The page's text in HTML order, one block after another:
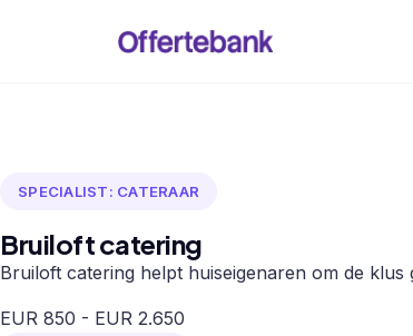
SPECIALIST: CATERAAR
Bruiloft catering
Bruiloft catering helpt huiseigenaren om de
EUR 850 - EUR 2.650